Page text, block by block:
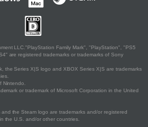
LLC."PlayStation Family Mark", "PlayStation", "PS5
are registered trademarks or trademarks of Sony
the Series X|S logo and XBOX Series X|S are trademarks
Nintendo.
or trademark of Microsoft Corporation in the United
the Steam logo are trademarks and/or registered
the U.S. and/or other countries.